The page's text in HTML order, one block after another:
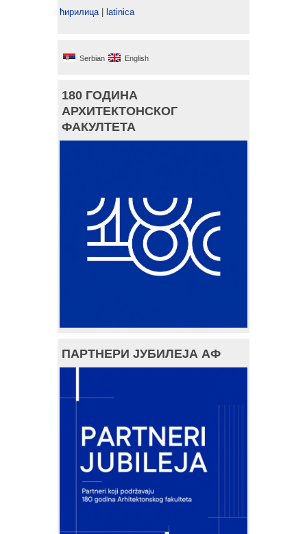
ћирилица| latinica
Serbian English
180 ГОДИНА
АРХИТЕКТОНСКОГ
ФАКУЛТЕТА
ПАРТНЕРИ ЈУБИЛЕЈА АФ